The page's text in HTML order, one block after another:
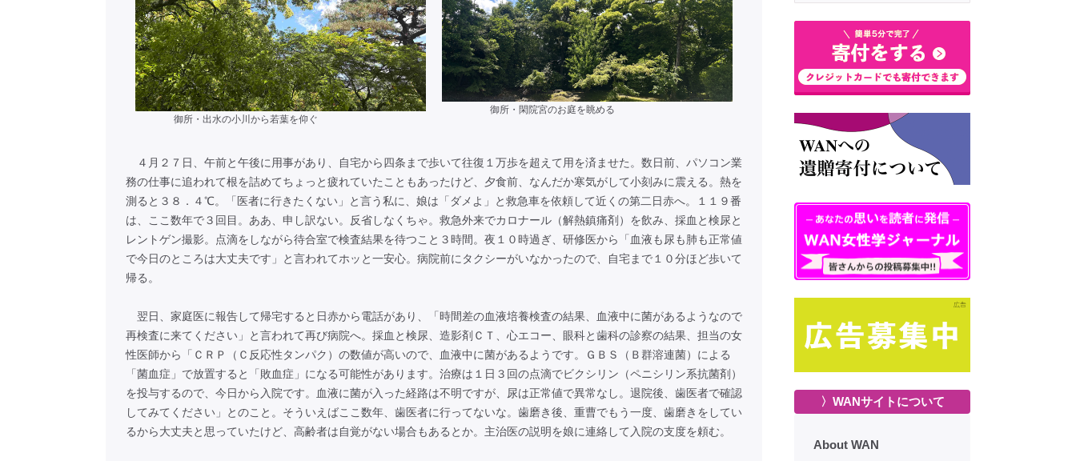
御所・出水の小川から若葉を仰ぐ
御所・閑院宮のお庭を眺める
４月２７日、午前と午後に用事があり、自宅から四条まで歩いて往復１万歩を超えて用を済ませた。数日前、パソコン業
務の仕事に追われて根を詰めてちょっと疲れていたこともあったけど、夕食前、なんだか寒気がして小刻みに震える。熱を
測ると３８．４℃。「医者に行きたくない」と言う私に、娘は「ダメよ」と救急車を依頼して近くの第二日赤へ。１１９番
は、ここ数年で３回目。ああ、申し訳ない。反省しなくちゃ。救急外来でカロナール（解熱鎮痛剤）を飲み、採血と検尿と
レントゲン撮影。点滴をしながら待合室で検査結果を待つこと３時間。夜１０時過ぎ、研修医から「血液も尿も肺も正常値
で今日のところは大丈夫です」と言われてホッと一安心。病院前にタクシーがいなかったので、自宅まで１０分ほど歩いて
帰る。
翌日、家庭医に報告して帰宅すると日赤から電話があり、「時間差の血液培養検査の結果、血液中に菌があるようなので
再検査に来てください」と言われて再び病院へ。採血と検尿、造影剤ＣＴ、心エコー、眼科と歯科の診察の結果、担当の女
性医師から「ＣＲＰ（Ｃ反応性タンパク）の数値が高いので、血液中に菌があるようです。ＧＢＳ（Ｂ群溶連菌）による
「菌血症」で放置すると「敗血症」になる可能性があります。治療は１日３回の点滴でビクシリン（ペニシリン系抗菌剤）
を投与するので、今日から入院です。血液に菌が入った経路は不明ですが、尿は正常値で異常なし。退院後、歯医者で確認
してみてください」とのこと。そういえばここ数年、歯医者に行ってないな。歯磨き後、重曹でもう一度、歯磨きをしてい
るから大丈夫と思っていたけど、高齢者は自覚がない場合もあるとか。主治医の説明を娘に連絡して入院の支度を頼む。
〉WANサイトについて
About WAN